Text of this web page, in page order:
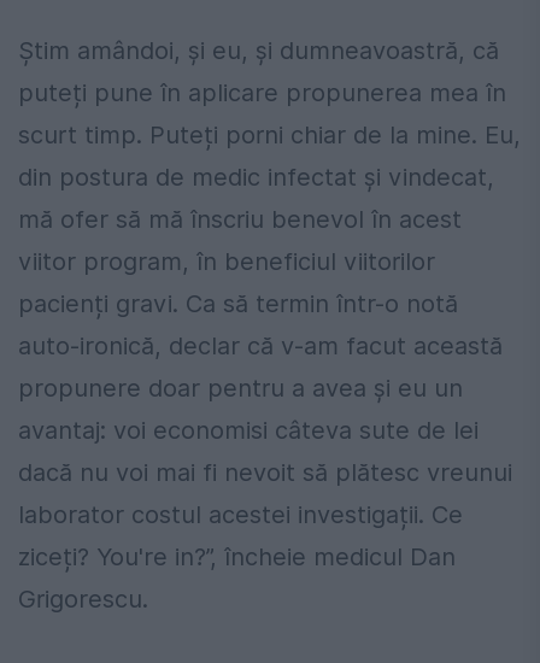
Știm amândoi, și eu, și dumneavoastră, că
puteți pune în aplicare propunerea mea în
scurt timp. Puteți porni chiar de la mine. Eu,
din postura de medic infectat și vindecat,
mă ofer să mă înscriu benevol în acest
viitor program, în beneficiul viitorilor
pacienți gravi. Ca să termin într-o notă
auto-ironică, declar că v-am facut această
propunere doar pentru a avea și eu un
avantaj: voi economisi câteva sute de lei
dacă nu voi mai fi nevoit să plătesc vreunui
laborator costul acestei investigații. Ce
ziceți? You're in?”, încheie medicul Dan
Grigorescu.